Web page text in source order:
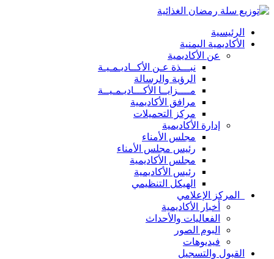
الرئيسية
الأكاديمية اليمنية
عن الأكاديمية
نبـــذة عـن الأكــاديـمـيـة
الرؤية والرسالة
مــــزايــا الأكـــاديـمـيــة
مرافق الأكاديمية
مركز التحميلات
إدارة الأكاديمية
مجلس الأمناء
رئيس مجلس الأمناء
مجلس الأكاديمية
رئيس الأكاديمية
الهيكل التنظيمي
المركز الإعلامي
أخبار الأكاديمية
الفعاليات والأحداث
البوم الصور
فيديوهات
القبول والتسجيل